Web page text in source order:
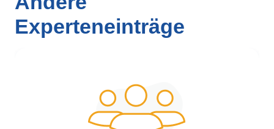
Experteneinträge